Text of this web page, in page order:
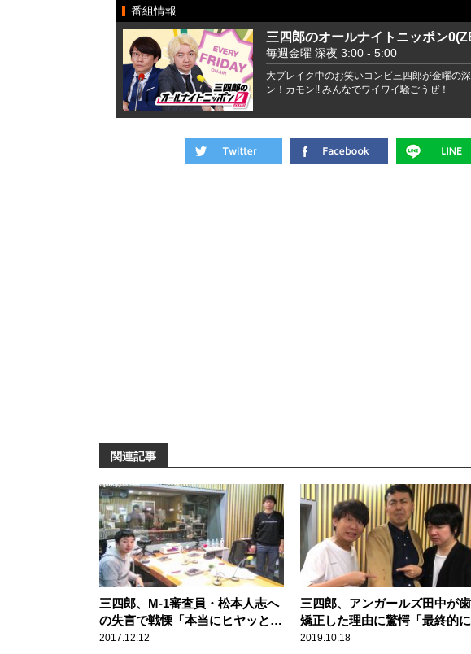
番組情報
三四郎のオールナイトニッポン
毎週金曜 深夜 3:00 - 5:00
大ブレイク中のお笑いコンビ三四郎が金曜の
ン！カモン!! みんなでワイワイ騒ごうぜ！
関連記事
三四郎、M-1審査員・松本人志へ
の失言で戦慄「本当にヒヤッとし
た」
2017.12.12
三四郎、アンガールズ田中が
矯正した理由に驚愕「最終的
が地面と水平になる」
2019.10.18